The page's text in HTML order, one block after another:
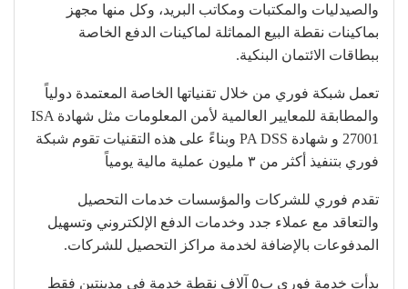
والصيدليات والمكتبات ومكاتب البريد، وكل منها مجهز
بماكينات نقطة البيع المماثلة لماكينات الدفع الخاصة
ببطاقات الائتمان البنكية.
تعمل شبكة فوري من خلال تقنياتها الخاصة المعتمدة دولياً
والمطابقة للمعايير العالمية لأمن المعلومات مثل شهادة ISA
27001 و شهادة PA DSS وبناءً على هذه التقنيات تقوم شبكة
فوري بتنفيذ أكثر من ٣ مليون عملية مالية يومياً
تقدم فوري للشركات والمؤسسات خدمات التحصيل
والتعاقد مع عملاء جدد وخدمات الدفع الإلكتروني وتسهيل
المدفوعات بالإضافة لخدمة مراكز التحصيل للشركات.
بدأت خدمة فوري ب٥ آلاف نقطة خدمة في مدينتين فقط